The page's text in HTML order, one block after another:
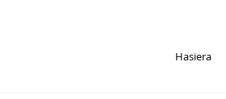
Hasiera